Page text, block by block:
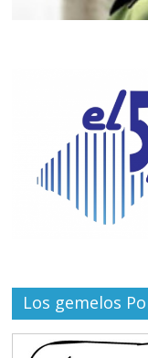
Los gemelos